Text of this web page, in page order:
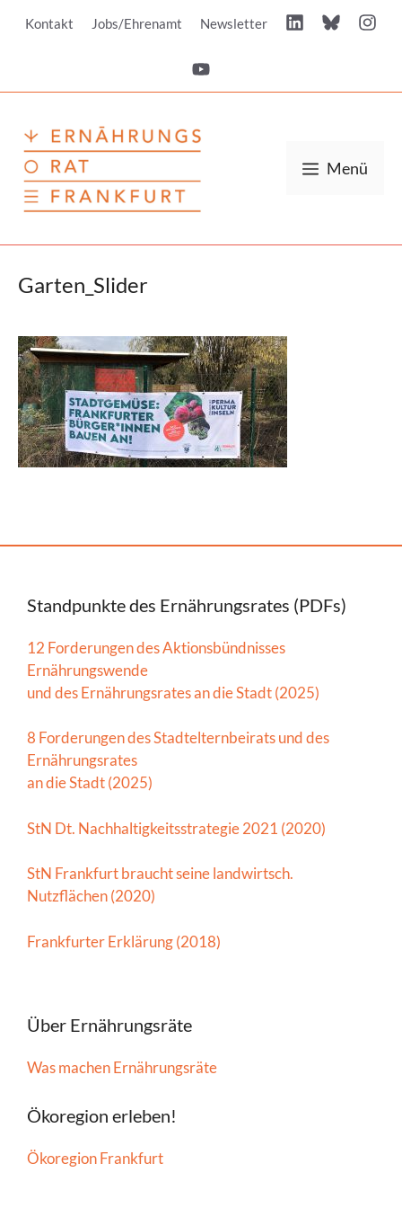
InhaltKontakt Jobs/Ehrenamt Newsletter
Menü
Garten_Slider
Standpunkte des Ernährungsrates (PDFs)
12 Forderungen des Aktionsbündnisses
Ernährungswende
und des Ernährungsrates an die Stadt (2025)
8 Forderungen des Stadtelternbeirats und des
Ernährungsrates
an die Stadt (2025)
StN Dt. Nachhaltigkeitsstrategie 2021 (2020)
StN Frankfurt braucht seine landwirtsch.
Nutzflächen (2020)
Frankfurter Erklärung (2018)
Über Ernährungsräte
Was machen Ernährungsräte
Ökoregion erleben!
Ökoregion Frankfurt